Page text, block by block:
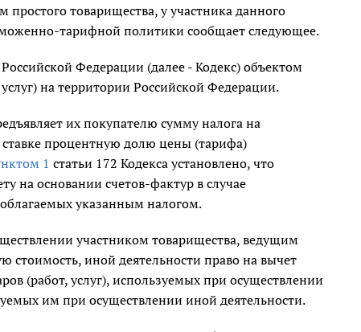
товарищества, у участника данного
тарифной политики сообщает следующее.
Федерации (далее - Кодекс) объектом
на территории Российской Федерации.
их покупателю сумму налога на
процентную долю цены (тарифа)
1 статьи 172 Кодекса установлено, что
на основании счетов-фактур в случае
облагаемых указанным налогом.
участником товарищества, ведущим
иной деятельности право на вычет
(работ, услуг), используемых при осуществлении
им при осуществлении иной деятельности.